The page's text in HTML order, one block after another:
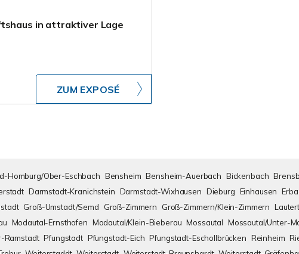
in attraktiver Lage
ZUM EXPOSÉ
Homburg/Ober-Eschbach Bensheim Bensheim-Auerbach Bickenbach
Darmstadt-Kranichstein Darmstadt-Wixhausen Dieburg Einhausen
Groß-Umstadt/Semd Groß-Zimmern Groß-Zimmern/Klein-Zimmern
Modautal-Ernsthofen Modautal/Klein-Bieberau Mossautal Mossautal/Unter-
Ramstadt Pfungstadt Pfungstadt-Eich Pfungstadt-Eschollbrücken Reinheim